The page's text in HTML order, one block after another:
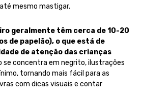
mesmo mastigar.
geralmente têm cerca de 10-20
de papelão), o que está de
de atenção das crianças
se concentra em negrito, ilustrações
tornando mais fácil para as
com dicas visuais e contar